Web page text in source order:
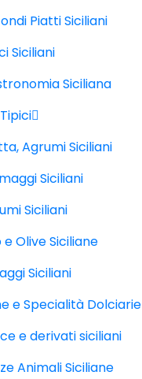
Piatti Siciliani
Siciliani
Siciliana
Agrumi Siciliani
Siciliani
Siciliani
e Olive Siciliane
Siciliani
e Specialità Dolciarie
e derivati siciliani
Animali Siciliane